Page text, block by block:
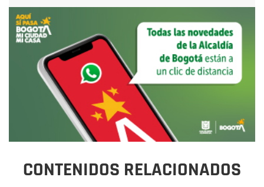
CONTENIDOS RELACIONADOS